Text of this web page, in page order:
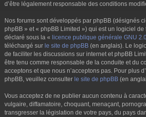
d’être légalement responsable des conditions
Nos forums sont développés par phpBB (désignés
phpBB » et « phpBB Limited ») qui est un logiciel
déclaré sous la « licence publique générale GNU
téléchargé sur le site de phpBB (en anglais). Le
de faciliter les discussions sur internet et phpBB
être tenu comme responsable de la conduite et du
acceptons et que nous n’acceptons pas. Pour plus
phpBB, veuillez consulter le site de phpBB (en
Vous acceptez de ne publier aucun contenu à
vulgaire, diffamatoire, choquant, menaçant,
transgresser la législation de votre pays, du pays